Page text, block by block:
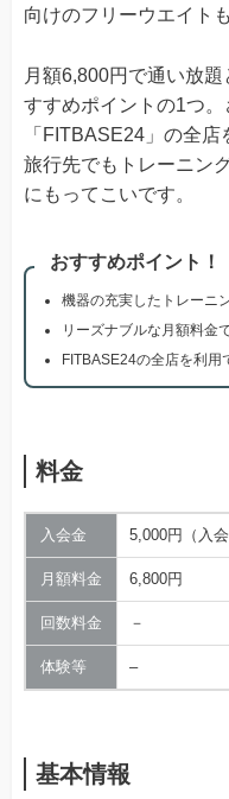
向けのフリーウエイト
月額6,800円で通い放
すすめポイントの1つ
「FITBASE24」の全
旅行先でもトレーニン
にもってこいです。
おすすめポイント！
機器の充実したトレーニ
リーズナブルな月額料金
FITBASE24の全店を利用
料金
入会金 5,000円（入
月額料金 6,800円
回数料金 －
体験等 –
基本情報